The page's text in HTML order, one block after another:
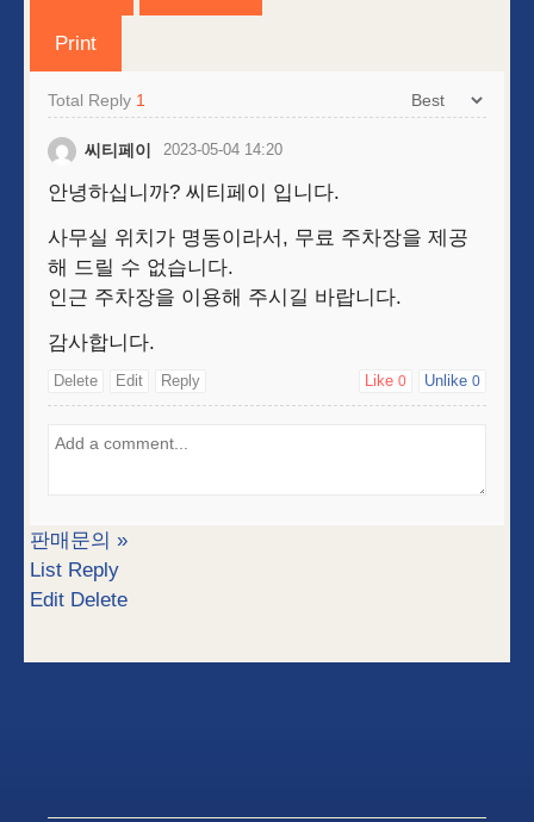
Print
Total Reply 1
씨티페이 2023-05-04 14:20
안녕하십니까? 씨티페이 입니다.
사무실 위치가 명동이라서, 무료 주차장을 제공
해 드릴 수 없습니다.
인근 주차장을 이용해 주시길 바랍니다.
감사합니다.
Delete Edit Reply Like 0 Unlike 0
판매문의 »
List Reply
Edit Delete